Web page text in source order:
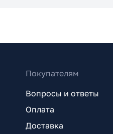
Покупателям
Вопросы и ответы
Оплата
Доставка